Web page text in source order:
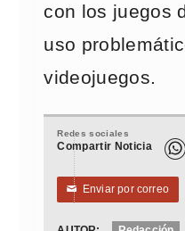
con los juegos
uso
videojuegos.
Redes sociales
Compartir Noticia
✉ Enviar por correo